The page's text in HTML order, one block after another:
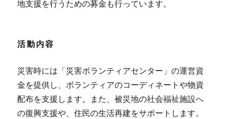
地支援を行うための募金も行っています。
活動内容
災害時には「災害ボランティアセンター」の運営資
金を提供し、ボランティアのコーディネートや物資
配布を支援します。また、被災地の社会福祉施設へ
の復興支援や、住民の生活再建をサポートします​​。